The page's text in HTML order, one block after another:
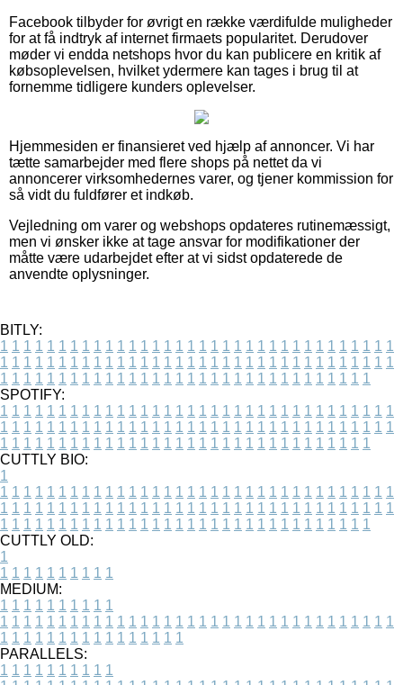
Facebook tilbyder for øvrigt en række værdifulde muligheder
for at få indtryk af internet firmaets popularitet. Derudover
møder vi endda netshops hvor du kan publicere en kritik af
købsoplevelsen, hvilket ydermere kan tages i brug til at
fornemme tidligere kunders oplevelser.
Hjemmesiden er finansieret ved hjælp af annoncer. Vi har
tætte samarbejder med flere shops på nettet da vi
annoncerer virksomhedernes varer, og tjener kommission for
så vidt du fuldfører et indkøb.
Vejledning om varer og webshops opdateres rutinemæssigt,
men vi ønsker ikke at tage ansvar for modifikationer der
måtte være udarbejdet efter at vi sidst opdaterede de
anvendte oplysninger.
BITLY:
1 1 1 1 1 1 1 1 1 1 1 1 1 1 1 1 1 1 1 1 1 1 1 1 1 1 1 1 1 1 1 1 1 1
1 1 1 1 1 1 1 1 1 1 1 1 1 1 1 1 1 1 1 1 1 1 1 1 1 1 1 1 1 1 1 1 1 1
1 1 1 1 1 1 1 1 1 1 1 1 1 1 1 1 1 1 1 1 1 1 1 1 1 1 1 1 1 1 1 1
SPOTIFY:
1 1 1 1 1 1 1 1 1 1 1 1 1 1 1 1 1 1 1 1 1 1 1 1 1 1 1 1 1 1 1 1 1 1
1 1 1 1 1 1 1 1 1 1 1 1 1 1 1 1 1 1 1 1 1 1 1 1 1 1 1 1 1 1 1 1 1 1
1 1 1 1 1 1 1 1 1 1 1 1 1 1 1 1 1 1 1 1 1 1 1 1 1 1 1 1 1 1 1 1
CUTTLY BIO:
1
1 1 1 1 1 1 1 1 1 1 1 1 1 1 1 1 1 1 1 1 1 1 1 1 1 1 1 1 1 1 1 1 1 1
1 1 1 1 1 1 1 1 1 1 1 1 1 1 1 1 1 1 1 1 1 1 1 1 1 1 1 1 1 1 1 1 1 1
1 1 1 1 1 1 1 1 1 1 1 1 1 1 1 1 1 1 1 1 1 1 1 1 1 1 1 1 1 1 1 1
CUTTLY OLD:
1
1 1 1 1 1 1 1 1 1 1
MEDIUM:
1 1 1 1 1 1 1 1 1 1
1 1 1 1 1 1 1 1 1 1 1 1 1 1 1 1 1 1 1 1 1 1 1 1 1 1 1 1 1 1 1 1 1 1
1 1 1 1 1 1 1 1 1 1 1 1 1 1 1 1
PARALLELS:
1 1 1 1 1 1 1 1 1 1